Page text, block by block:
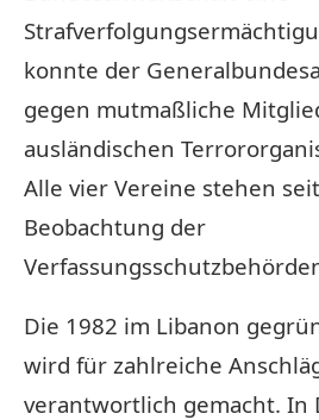
konnte der
gegen mutmaßliche
ausländischen
Alle vier Vereine stehen
Beobachtung der
Die 1982 im Libanon
wird für zahlreiche
verantwortlich gemacht. In